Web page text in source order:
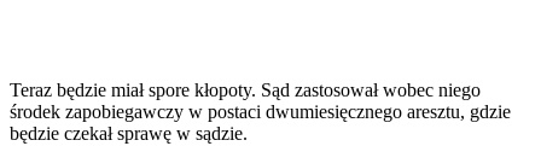
Teraz będzie miał spore kłopoty. Sąd zastosował wobec niego
środek zapobiegawczy w postaci dwumiesięcznego aresztu, gdzie
będzie czekał sprawę w sądzie.